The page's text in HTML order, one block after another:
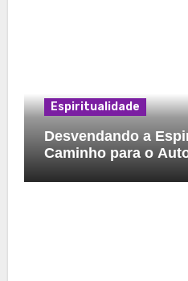
Espiritualidade
Desvendando a
Caminho para o